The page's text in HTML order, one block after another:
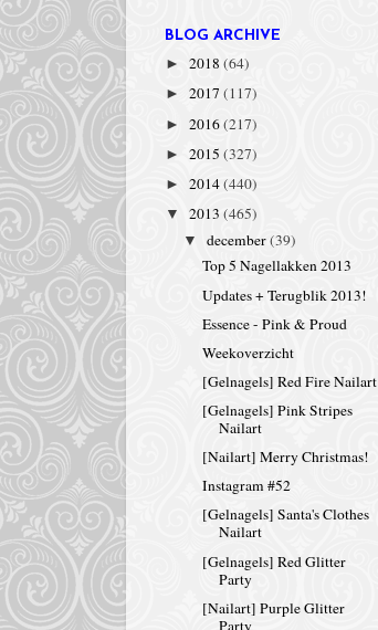
BLOG ARCHIVE
► 2018 (64)
► 2017 (117)
► 2016(217)
► 2015 (327)
► 2014(440)
▼ 2013 (465)
▼december(39)
Top 5 Nagellakken 2013
Updates + Terugblik 2013!
Essence - Pink & Proud
Weekoverzicht
[Gelnagels] Red Fire Nailart
[Gelnagels] Pink Stripes
Nailart
[Nailart] Merry Christmas!
Instagram #52
[Gelnagels] Santa's Clothes
Nailart
[Gelnagels] Red Glitter
Party
[Nailart] Purple Glitter
Party